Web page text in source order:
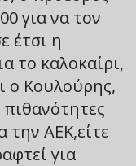
για να τον
έτσι η
το καλοκαίρι,
ο Κουλούρης,
την ΑΕΚ,είτε
για